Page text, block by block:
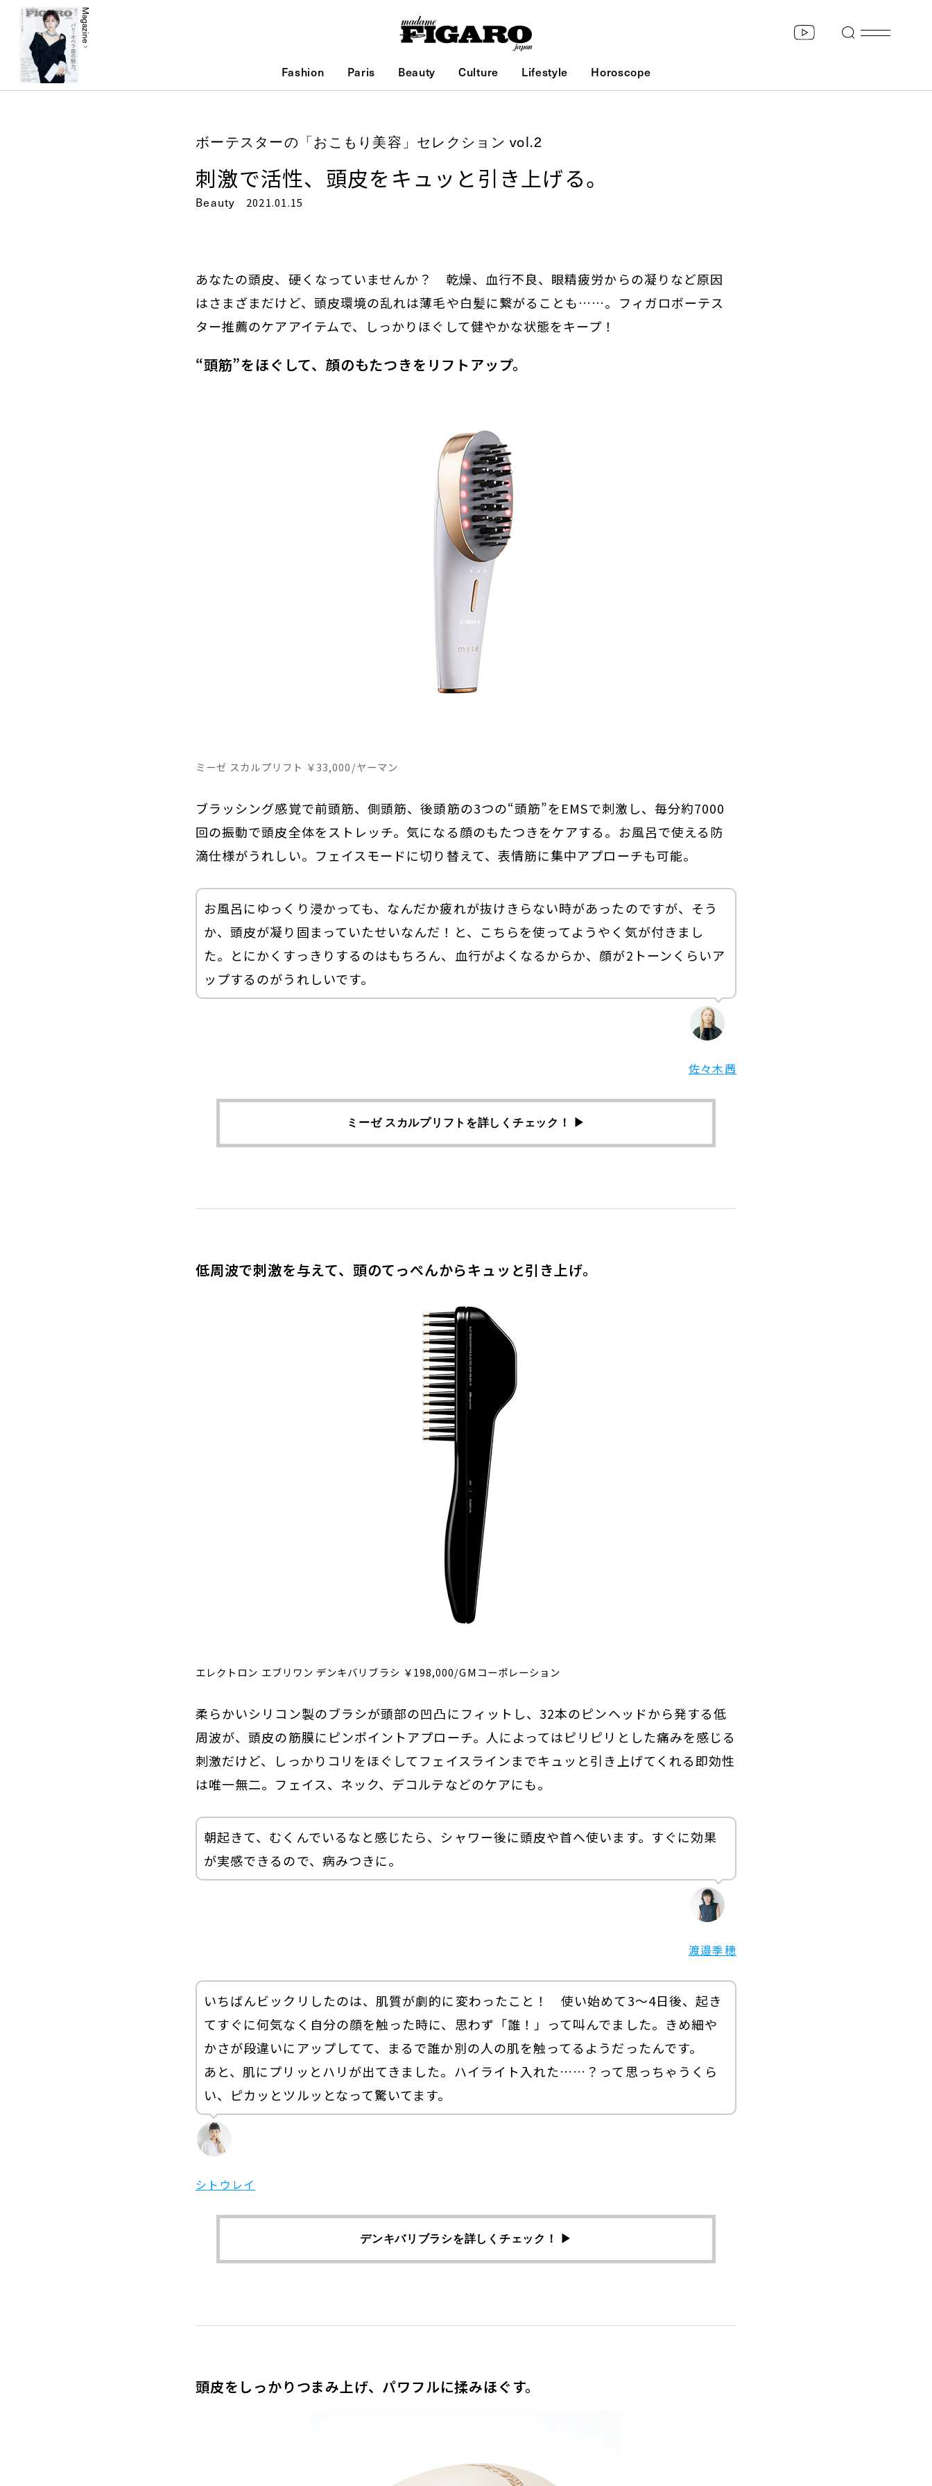
Magazine
Fashion Paris Beauty Culture Lifestyle Horoscope
ボーテスターの「おこもり美容」セレクション vol.2
刺激で活性、頭皮をキュッと引き上げる。
Beauty 2021.01.15
あなたの頭皮、硬くなっていませんか？ 乾燥、血行不良、眼精疲労からの凝りなど原因
はさまざまだけど、頭皮環境の乱れは薄毛や白髪に繋がることも……。フィガロボーテス
ター推薦のケアアイテムで、しっかりほぐして健やかな状態をキープ！
“頭筋”をほぐして、顔のもたつきをリフトアップ。
ミーゼ スカルプリフト ￥33,000/ヤーマン
ブラッシング感覚で前頭筋、側頭筋、後頭筋の3つの“頭筋”をEMSで刺激し、毎分約7000
回の振動で頭皮全体をストレッチ。気になる顔のもたつきをケアする。お風呂で使える防
滴仕様がうれしい。フェイスモードに切り替えて、表情筋に集中アプローチも可能。
お風呂にゆっくり浸かっても、なんだか疲れが抜けきらない時があったのですが、そう
か、頭皮が凝り固まっていたせいなんだ！と、こちらを使ってようやく気が付きまし
た。とにかくすっきりするのはもちろん、血行がよくなるからか、顔が2トーンくらいア
ップするのがうれしいです。
佐々木茜
ミーゼ スカルプリフトを詳しくチェック！ ▶
低周波で刺激を与えて、頭のてっぺんからキュッと引き上げ。
エレクトロン エブリワン デンキバリブラシ ￥198,000/GMコーポレーション
柔らかいシリコン製のブラシが頭部の凹凸にフィットし、32本のピンヘッドから発する低
周波が、頭皮の筋膜にピンポイントアプローチ。人によってはピリピリとした痛みを感じる
刺激だけど、しっかりコリをほぐしてフェイスラインまでキュッと引き上げてくれる即効性
は唯一無二。フェイス、ネック、デコルテなどのケアにも。
朝起きて、むくんでいるなと感じたら、シャワー後に頭皮や首へ使います。すぐに効果
が実感できるので、病みつきに。
渡邉季穂
いちばんビックリしたのは、肌質が劇的に変わったこと！ 使い始めて3～4日後、起き
てすぐに何気なく自分の顔を触った時に、思わず「誰！」って叫んでました。きめ細や
かさが段違いにアップしてて、まるで誰か別の人の肌を触ってるようだったんです。
あと、肌にプリッとハリが出てきました。ハイライト入れた……？って思っちゃうくら
い、ピカッとツルッとなって驚いてます。
シトウレイ
デンキバリブラシを詳しくチェック！ ▶
頭皮をしっかりつまみ上げ、パワフルに揉みほぐす。